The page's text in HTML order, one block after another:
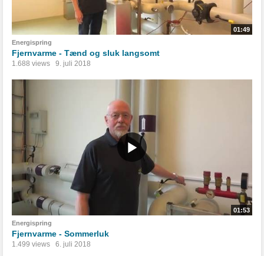
01:49
Energispring
Fjernvarme - Tænd og sluk langsomt
1.688 views 9. juli 2018
01:53
Energispring
Fjernvarme - Sommerluk
1.499 views 6. juli 2018